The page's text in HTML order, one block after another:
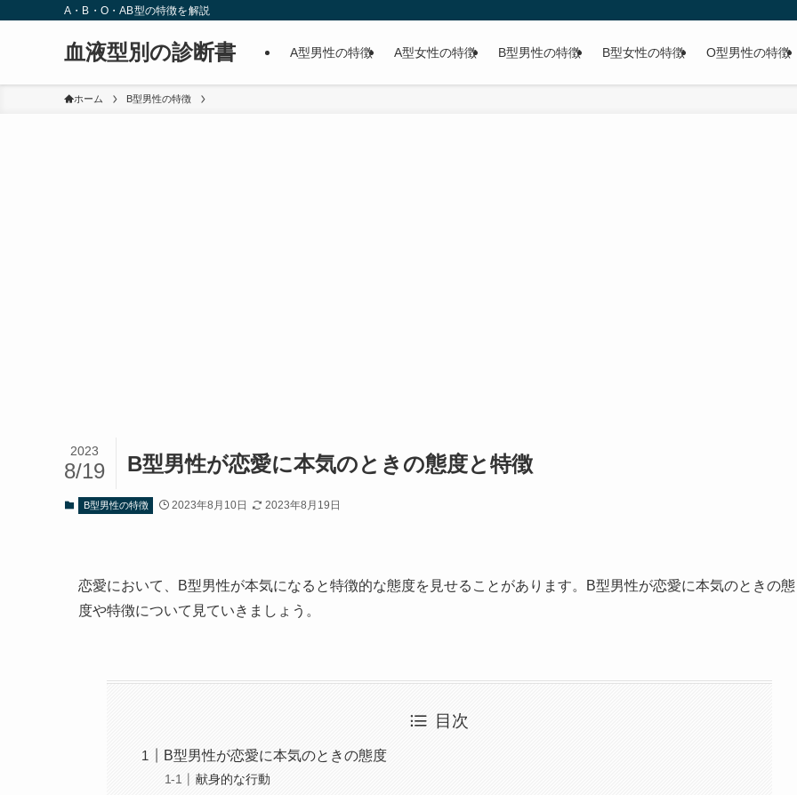
A・B・O・AB型の特徴を解説
血液型別の診断書 A型男性の特徴 A型女性の特徴 B型男性の特徴 B型女性の特徴 O型男性の特徴
ホーム B型男性の特徴
B型男性が恋愛に本気のときの態度と特徴
2023
8/19
B型男性の特徴 2023年8月10日 2023年8月19日
恋愛において、B型男性が本気になると特徴的な態度を見せることがあります。B型男性が恋愛に本気のときの態
度や特徴について見ていきましょう。
目次
B型男性が恋愛に本気のときの態度
献身的な行動